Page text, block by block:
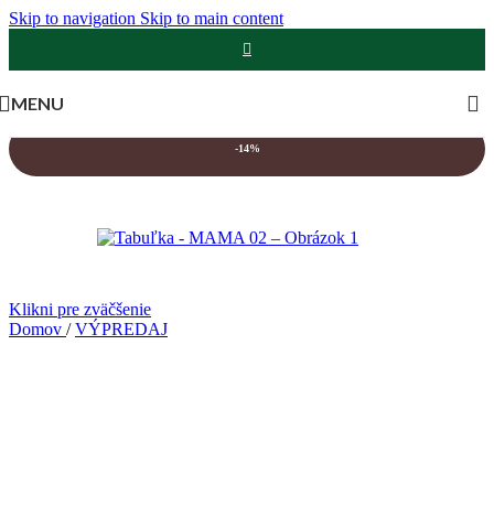
Skip to navigation Skip to main content
MENU
-14%
Klikni pre zväčšenie
Domov / VÝPREDAJ